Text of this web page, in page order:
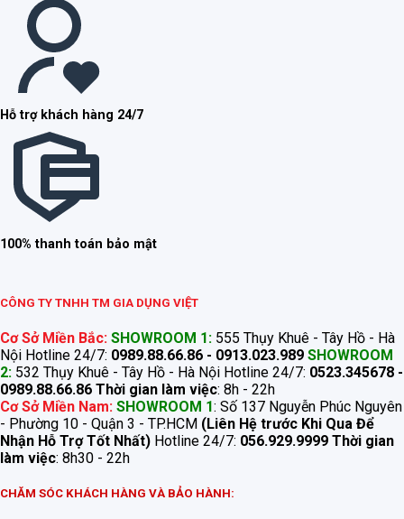
Hỗ trợ khách hàng 24/7
100% thanh toán bảo mật
CÔNG TY TNHH TM GIA DỤNG VIỆT
Cơ Sở Miền Bắc: SHOWROOM 1: 555 Thụy Khuê - Tây Hồ - Hà
Nội Hotline 24/7: 0989.88.66.86 - 0913.023.989 SHOWROOM
2: 532 Thụy Khuê - Tây Hồ - Hà Nội Hotline 24/7: 0523.345678 -
0989.88.66.86 Thời gian làm việc: 8h - 22h
Cơ Sở Miền Nam: SHOWROOM 1: Số 137 Nguyễn Phúc Nguyên
- Phường 10 - Quận 3 - TP.HCM (Liên Hệ trước Khi Qua Để
Nhận Hỗ Trợ Tốt Nhất) Hotline 24/7: 056.929.9999 Thời gian
làm việc: 8h30 - 22h
CHĂM SÓC KHÁCH HÀNG VÀ BẢO HÀNH: